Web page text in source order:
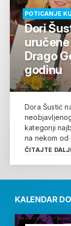
POTICANJE
Dori
Drago
godinu
Dora Šustić
kategoriji
na nekom od
ČITAJTE
KALENDAR